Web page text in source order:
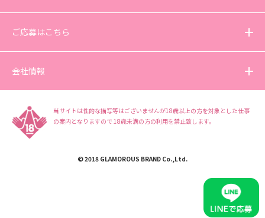
ご応募はこちら
会社情報
当サイトは性的な描写等はございませんが18歳以上の方を対象とした仕事
の案内となりますので18歳未満の方の利用を禁止致します。
© 2018 GLAMOROUS BRAND Co.,Ltd.